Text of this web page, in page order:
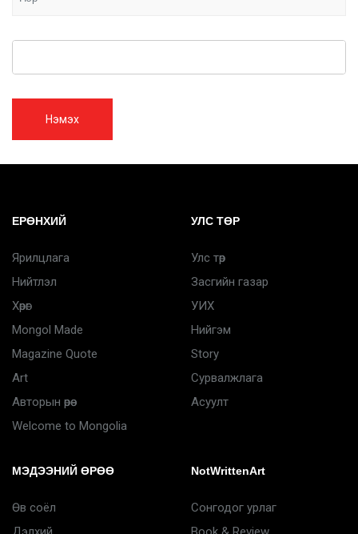
Нэмэх
ЕРӨНХИЙ
Ярилцлага
Нийтлэл
Хөрөг
Mongol Made
Magazine Quote
Art
Авторын өрөө
Welcome to Mongolia
УЛС ТӨР
Улс төр
Засгийн газар
УИХ
Нийгэм
Story
Сурвалжлага
Асуулт
МЭДЭЭНИЙ ӨРӨӨ
Өв соёл
NotWrittenArt
Сонгодог урлаг